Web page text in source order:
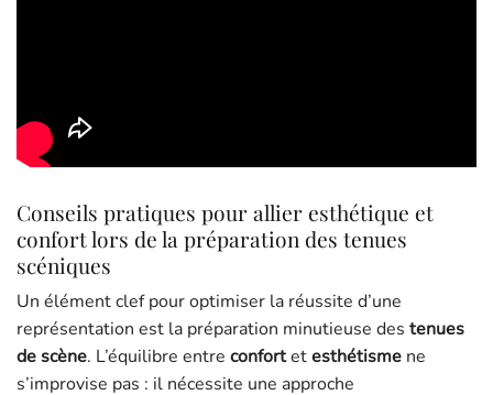
Conseils pratiques pour allier esthétique et
confort lors de la préparation des tenues
scéniques
Un élément clef pour optimiser la réussite d’une
représentation est la préparation minutieuse des tenues
de scène. L’équilibre entre confortetesthétisme ne
s’improvise pas : il nécessite une approche